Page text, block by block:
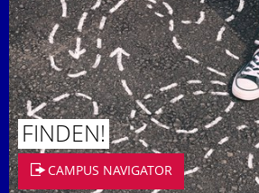
FINDEN!
CAMPUS NAVIGATOR